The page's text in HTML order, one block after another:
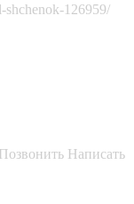
shchenok-126959/
Позвонить Написать